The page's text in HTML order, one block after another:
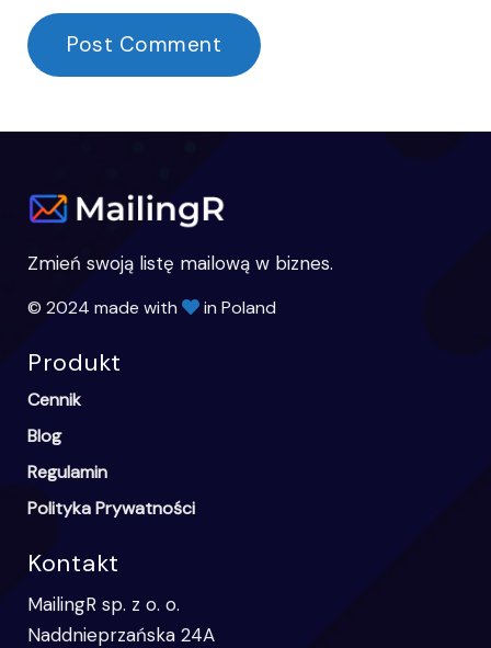
Zmień swoją listę mailową w biznes.
© 2024 made with in Poland
Produkt
Cennik
Blog
Regulamin
Polityka Prywatności
Kontakt
MailingR sp. z o. o.
Naddnieprzańska 24A